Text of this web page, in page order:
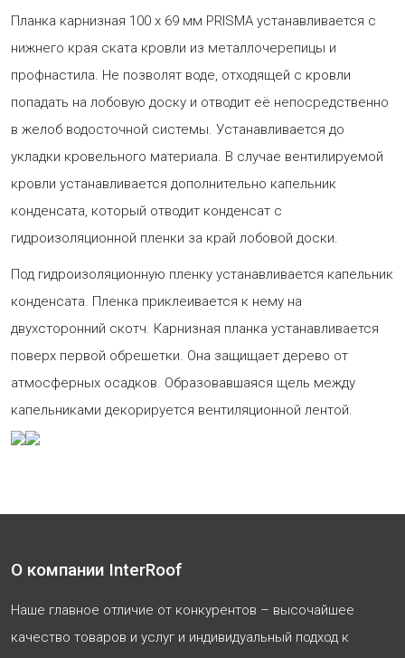
Планка карнизная 100 х 69 мм PRISMA устанавливается с
нижнего края ската кровли из металлочерепицы и
профнастила. Не позволят воде, отходящей с кровли
попадать на лобовую доску и отводит её непосредственно
в желоб водосточной системы. Устанавливается до
укладки кровельного материала. В случае вентилируемой
кровли устанавливается дополнительно капельник
конденсата, который отводит конденсат с
гидроизоляционной пленки за край лобовой доски.
Под гидроизоляционную пленку устанавливается капельник
конденсата. Пленка приклеивается к нему на
двухсторонний скотч. Карнизная планка устанавливается
поверх первой обрешетки. Она защищает дерево от
атмосферных осадков. Образовавшаяся щель между
капельниками декорируется вентиляционной лентой.
О компании InterRoof
Наше главное отличие от конкурентов – высочайшее
качество товаров и услуг и индивидуальный подход к